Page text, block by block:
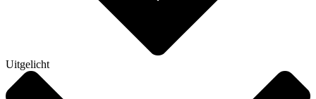
Uitgelicht